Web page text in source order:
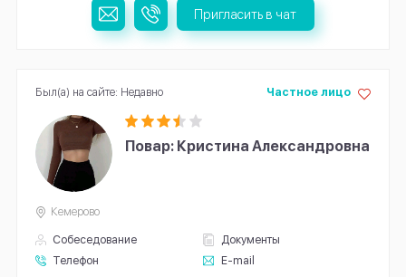
Пригласить в чат
Повар: Кристина Александровна
Собеседование
Документы
Телефон
E-mail
Частное лицо
Кемерово
Был(а) на сайте: Недавно